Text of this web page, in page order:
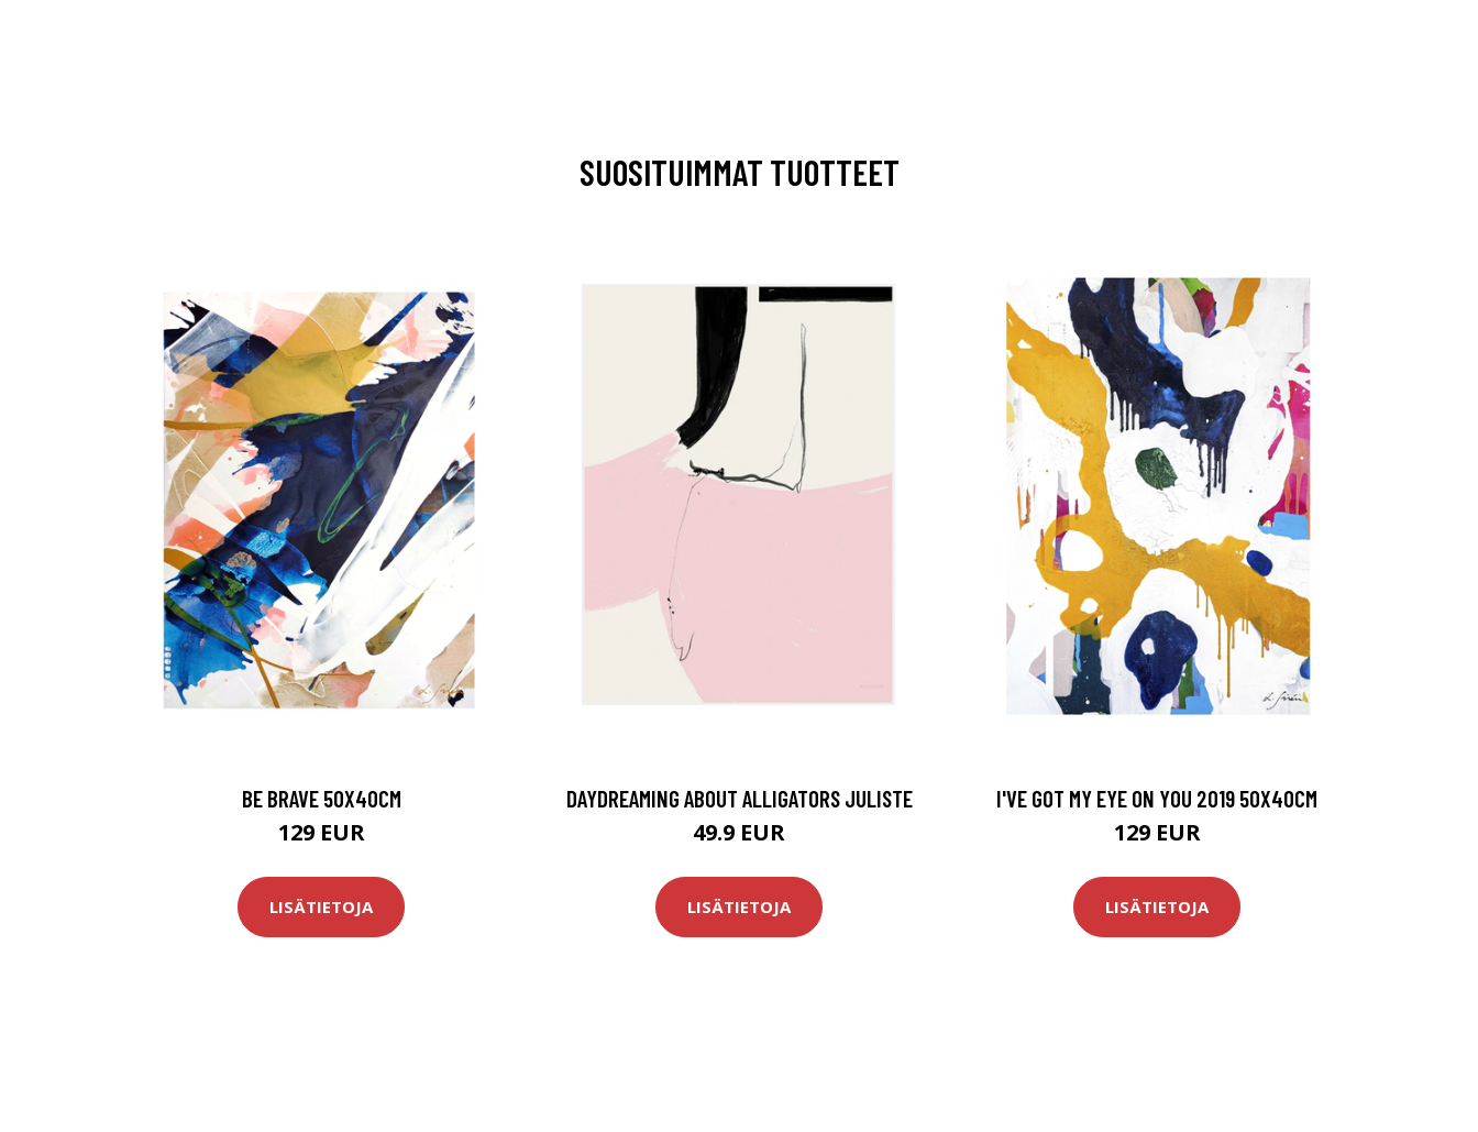
SUOSITUIMMAT TUOTTEET
BE BRAVE 50X40CM
129 EUR
LISÄTIETOJA
DAYDREAMING ABOUT ALLIGATORS JULISTE
49.9 EUR
LISÄTIETOJA
I'VE GOT MY EYE ON YOU 2019 50X40CM
129 EUR
LISÄTIETOJA